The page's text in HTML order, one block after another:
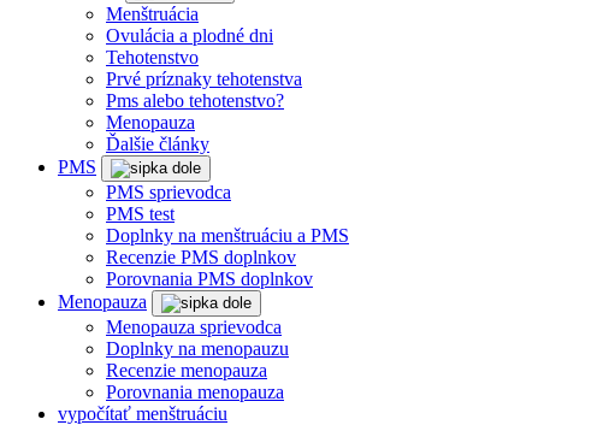
Menštruácia
Ovulácia a plodné dni
Tehotenstvo
Prvé príznaky tehotenstva
Pms alebo tehotenstvo?
Menopauza
Ďalšie články
PMS
PMS sprievodca
PMS test
Doplnky na menštruáciu a PMS
Recenzie PMS doplnkov
Porovnania PMS doplnkov
Menopauza
Menopauza sprievodca
Doplnky na menopauzu
Recenzie menopauza
Porovnania menopauza
vypočítať menštruáciu